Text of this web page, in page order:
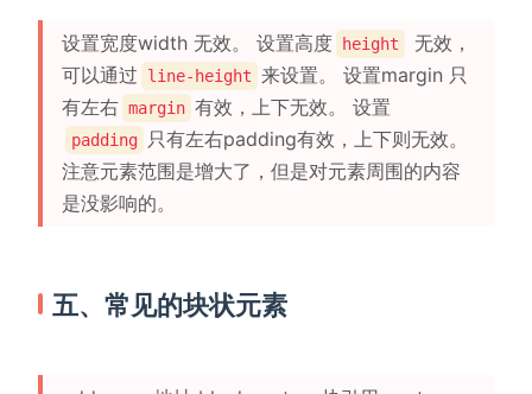
设置宽度width 无效。 设置高度 height
无效，
可以通过
line-height 来设置。 设置margin 只
有左右 margin 有效，上下无效。 设置
padding
只有左右padding有效，上下则无效。
注意元素范围是增大了，但是对元素周围的内容
是没影响的。
五、常见的块状元素